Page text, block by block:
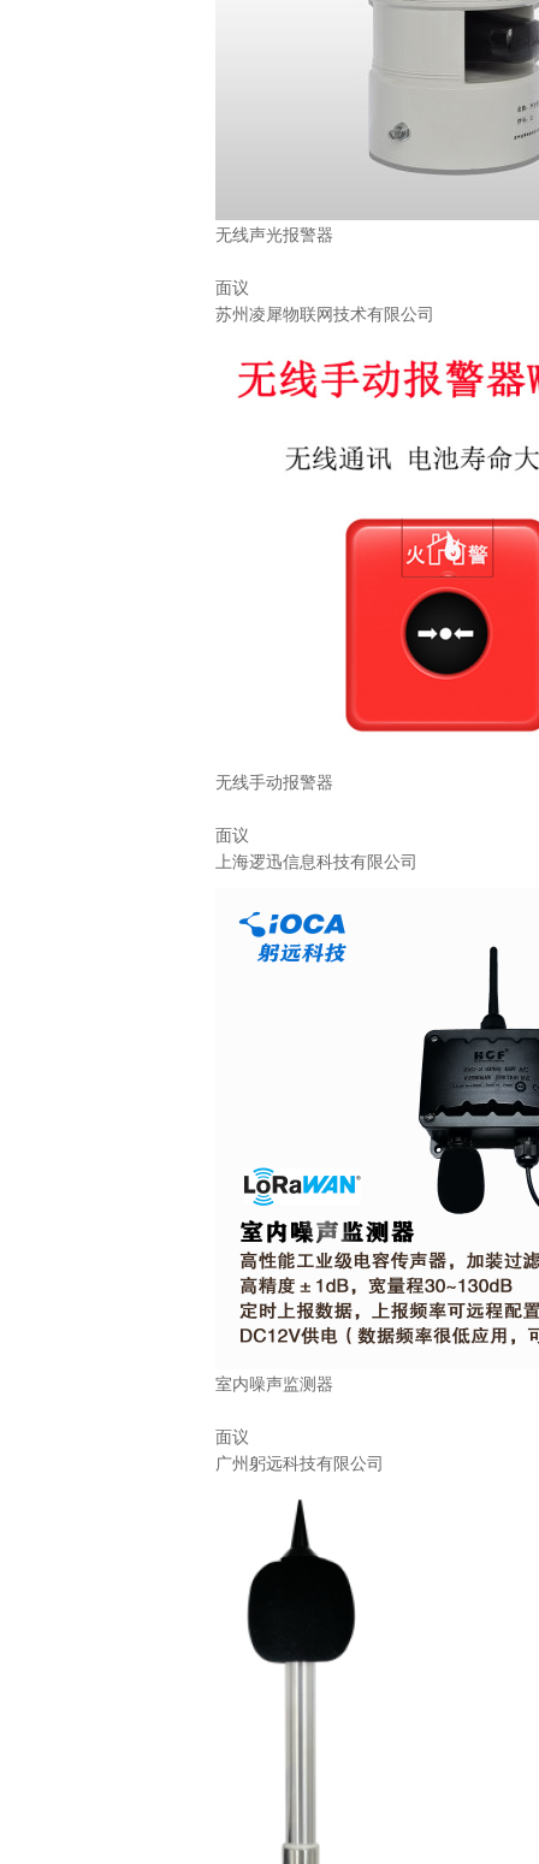
无线声光报警器
面议
苏州凌犀物联网技术有限公司
无线手动报警器
面议
上海逻迅信息科技有限公司
室内噪声监测器
面议
广州躬远科技有限公司